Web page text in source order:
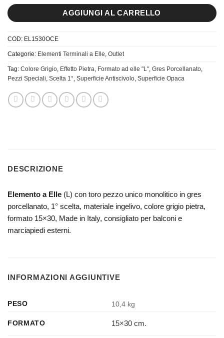
AGGIUNGI AL CARRELLO
COD: EL1530OCE
Categorie: Elementi Terminali a Elle, Outlet
Tag: Colore Grigio, Effetto Pietra, Formato ad elle "L", Gres Porcellanato,
Pezzi Speciali, Scelta 1°, Superficie Antiscivolo, Superficie Opaca
DESCRIZIONE
Elemento a Elle (L) con toro pezzo unico monolitico in gres
porcellanato, 1° scelta, materiale ingelivo, colore grigio pietra,
formato 15×30, Made in Italy, consigliato per balconi e
marciapiedi esterni.
INFORMAZIONI AGGIUNTIVE
PESO 10,4 kg
FORMATO 15×30 cm.